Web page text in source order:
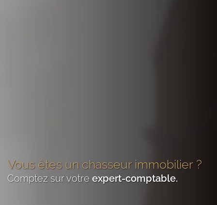
Vous êtes un chasseur immobilier ?
Comptez sur votre expert-comptable.